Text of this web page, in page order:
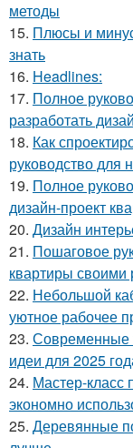
методы
15. Плюсы и
знать
16. Headlines:
17. Полное
разработать
18. Как
руководство для
19. Полное
дизайн-проект
20. Дизайн
21. Пошаговое
квартиры своими
22. Небольшой
уютное рабочее
23. Современные
идеи для 2025
24. Мастер-класс
экономно
25. Деревянные